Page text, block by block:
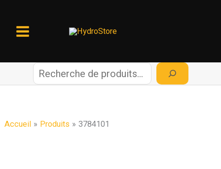
contenu
c
Accueil Produits 3784101